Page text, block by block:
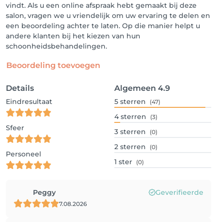
vindt. Als u een online afspraak hebt gemaakt bij deze
salon, vragen we u vriendelijk om uw ervaring te delen en
een beoordeling achter te laten. Op die manier helpt u
andere klanten bij het kiezen van hun
schoonheidsbehandelingen.
Beoordeling toevoegen
Details
Eindresultaat
Sfeer
Personeel
Algemeen 4.9
5 sterren (47)
4 sterren (3)
3 sterren (0)
2 sterren (0)
1 ster (0)
Peggy Geverifieerde
7.08.2026